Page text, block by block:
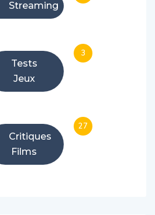
Streaming
Tests
Jeux
3
Critiques
Films
27